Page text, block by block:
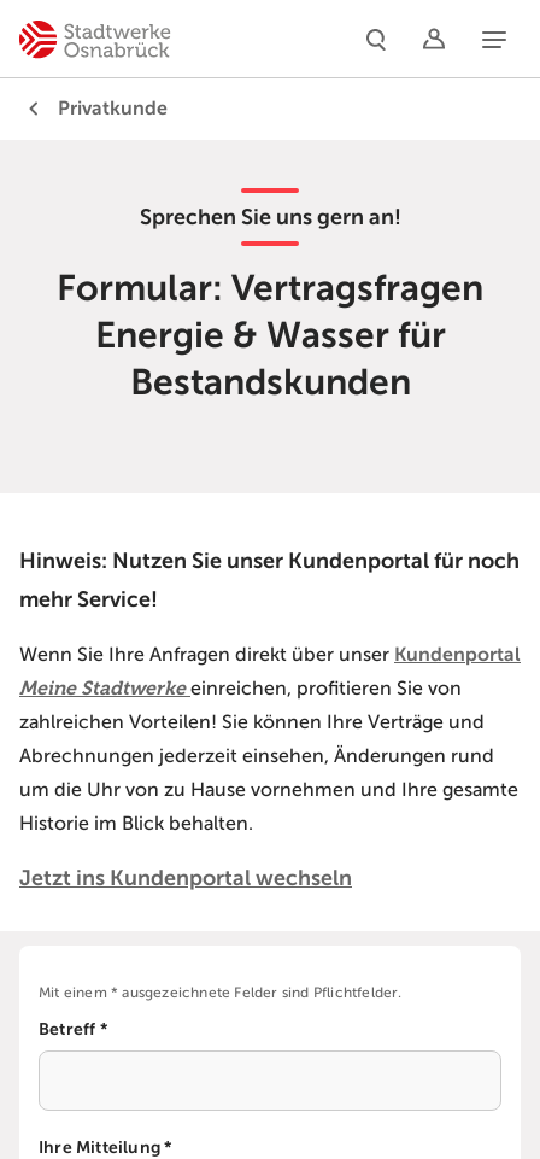
Privatkunde
Sprechen Sie uns gern an!
Formular: Vertragsfragen
Energie & Wasser für
Bestandskunden
Hinweis: Nutzen Sie unser Kundenportal für noch
mehr Service!
Wenn Sie Ihre Anfragen direkt über unser Kundenportal
Meine Stadtwerke einreichen, profitieren Sie von
zahlreichen Vorteilen! Sie können Ihre Verträge und
Abrechnungen jederzeit einsehen, Änderungen rund
um die Uhr von zu Hause vornehmen und Ihre gesamte
Historie im Blick behalten.
Jetzt ins Kundenportal wechseln
Mit einem * ausgezeichnete Felder sind Pflichtfelder.
Betreff *
Ihre Mitteilung *